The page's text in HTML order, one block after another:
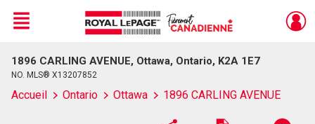
Live
En Direct
Menu
1896 CARLING AVENUE, Ottawa, Ontario, K2A 1E7
NO. MLS® X13207852
Accueil Ontario Ottawa 1896 CARLING AVENUE